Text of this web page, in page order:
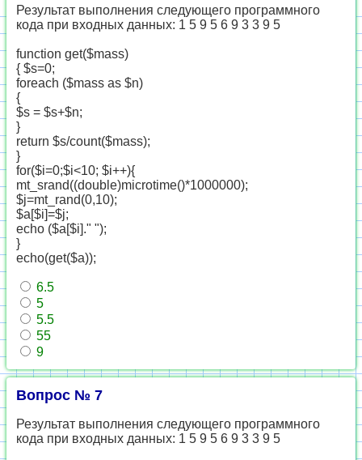
Результат выполнения следующего программного
кода при входных данных: 1 5 9 5 6 9 3 3 9 5
function get($mass)
{ $s=0;
foreach ($mass as $n)
{
$s = $s+$n;
}
return $s/count($mass);
}
for($i=0;$i<10; $i++){
mt_srand((double)microtime()*1000000);
$j=mt_rand(0,10);
$a[$i]=$j;
echo ($a[$i]." ");
}
echo(get($a));
6.5
5
5.5
55
9
Вопрос № 7
Результат выполнения следующего программного
кода при входных данных: 1 5 9 5 6 9 3 3 9 5